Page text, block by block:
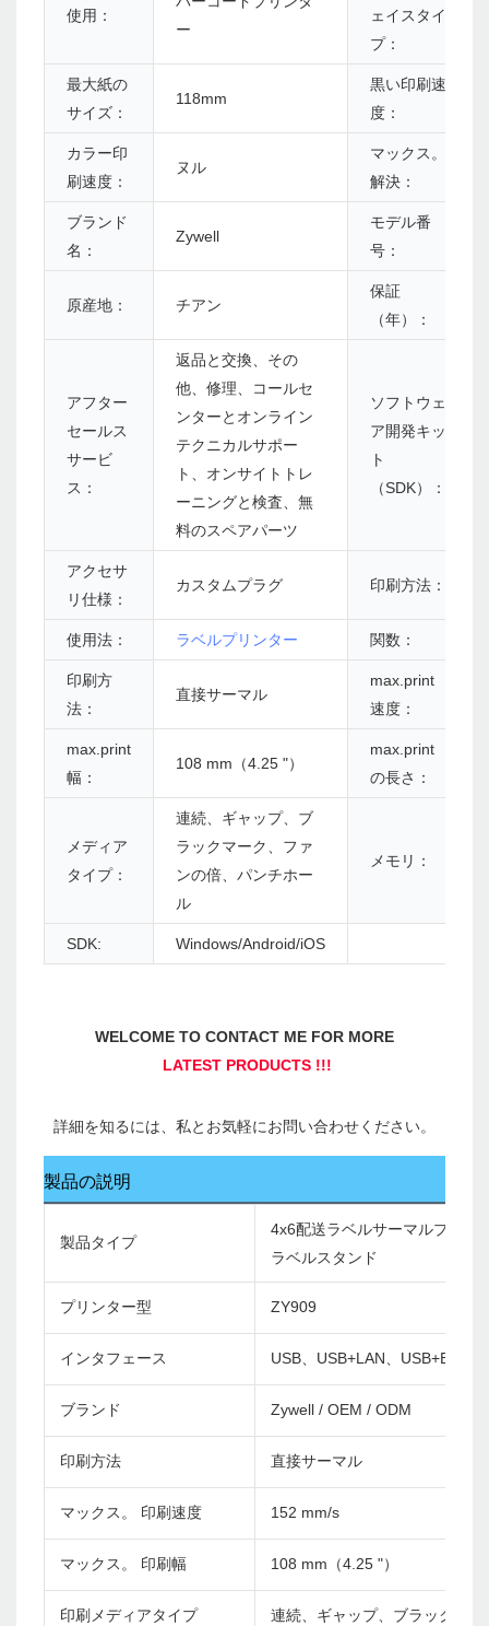
使用：
ー
ェイスタイ
プ：
最大紙の
サイズ：
118mm
黒い印刷速
度：
カラー印
刷速度：
ヌル
マックス。
解決：
ブランド
名：
Zywell
モデル番
号：
原産地： チアン
保証
（年）：
アフター
セールス
サービ
ス：
返品と交換、その
他、修理、コールセ
ンターとオンライン
テクニカルサポー
ト、オンサイトトレ
ーニングと検査、無
料のスペアパーツ
ソフトウェ
ア開発キッ
ト
（SDK）：
アクセサ
リ仕様：
カスタムプラグ 印刷方法：
使用法： ラベルプリンター 関数：
印刷方
法：
直接サーマル
max.print
速度：
max.print
幅：
108 mm（4.25 "）
max.print
の長さ：
メディア
タイプ：
連続、ギャップ、ブ
ラックマーク、ファ
ンの倍、パンチホー
ル
メモリ：
SDK: Windows/Android/iOS
製品の説明
製品タイプ
4x6配送ラベルサーマルプリン
ラベルスタンド
プリンター型 ZY909
インタフェース USB、USB+LAN、
ブランド Zywell / OEM / ODM
印刷方法 直接サーマル
マックス。 印刷速度 152 mm/s
マックス。 印刷幅 108 mm（4.25 "）
印刷メディアタイプ 連続、ギャップ、ブラックマ